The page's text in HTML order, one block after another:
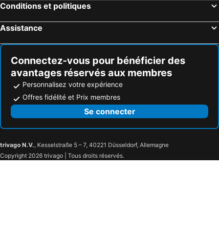
Conditions et politiques
Assistance
Connectez-vous pour bénéficier des
avantages réservés aux membres
Personnalisez votre expérience
Offres fidélité et Prix membres
Se connecter
trivago N.V., Kesselstraße 5 – 7, 40221 Düsseldorf, Allemagne
Copyright 2026 trivago | Tous droits réservés.